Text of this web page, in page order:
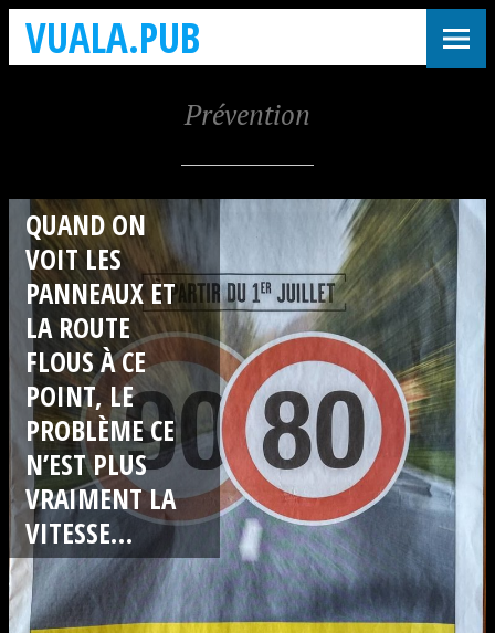
VUALA.PUB
Prévention
QUAND ON
VOIT LES
PANNEAUX ET
LA ROUTE
FLOUS À CE
POINT, LE
PROBLÈME CE
N’EST PLUS
VRAIMENT LA
VITESSE…